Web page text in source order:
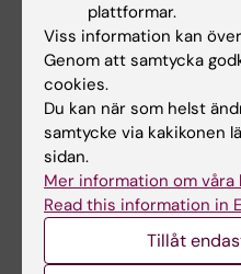
Kursansvarig,
på KI ska inte
är avstängd
studievägledare
Student- och
studentkåren kan
studenten under
Checklista vid
plattformar.
Viss information kan
Genom att samtycka
cookies.
Du kan när som helst
samtycke via kakikonen
sidan.
Mer information om våra
Read this information in
Tillåt